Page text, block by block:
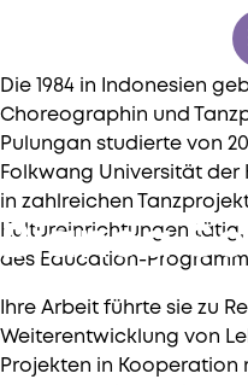
Education
Bianca
Die 1984 in Indonesien
Choreographin und
Pulungan studierte von
Folkwang Universität der
in zahlreichen
Kultureinrichtungen
des Education-
Ihre Arbeit führte sie zu
Weiterentwicklung von
Projekten in Kooperation